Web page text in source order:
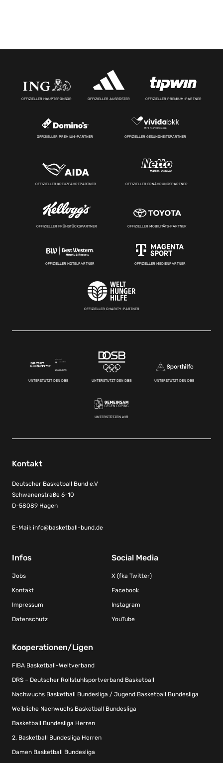
OFFIZIELLER HAUPTSPONSOR OFFIZIELLER AUSRÜSTER OFFIZIELLER PREMIUM-PARTNER
OFFIZIELLER PREMIUM-PARTNER OFFIZIELLER GESUNDHEITSPARTNER
OFFIZIELLER KREUZFAHRTPARTNER OFFIZIELLER ERNÄHRUNGSPARTNER
OFFIZIELLER FRÜHSTÜCKSPARTNER OFFIZIELLER MOBILITÄTS-PARTNER
OFFIZIELLER HOTELPARTNER OFFIZIELLER MEDIENPARTNER
OFFIZIELLER CHARITY-PARTNER
UNTERSTÜTZT DEN DBB UNTERSTÜTZT DEN DBB UNTERSTÜTZT DEN DBB
UNTERSTÜTZEN WIR
Kontakt
Deutscher Basketball Bund e.V
Schwanenstraße 6-10
D-58089 Hagen
E-Mail: info@basketball-bund.de
Infos
Jobs
Kontakt
Impressum
Datenschutz
Social Media
X (fka Twitter)
Facebook
Instagram
YouTube
Kooperationen/Ligen
FIBA Basketball-Weltverband
DRS – Deutscher Rollstuhlsportverband Basketball
Nachwuchs Basketball Bundesliga / Jugend Basketball Bundesliga
Weibliche Nachwuchs Basketball Bundesliga
Basketball Bundesliga Herren
2. Basketball Bundesliga Herren
Damen Basketball Bundesliga